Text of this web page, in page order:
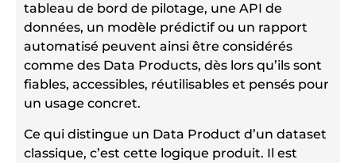
tableau de bord de pilotage, une API de
données, un modèle prédictif ou un rapport
automatisé peuvent ainsi être considérés
comme des Data Products, dès lors qu’ils sont
fiables, accessibles, réutilisables et pensés pour
un usage concret.
Ce qui distingue un Data Product d’un dataset
classique, c’est cette logique produit. Il est